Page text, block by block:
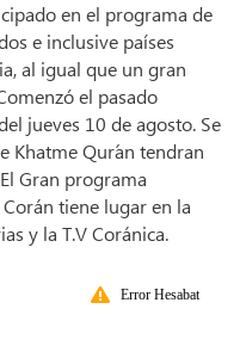
en el programa de
e inclusive países
al igual que un gran
el pasado
jueves 10 de agosto. Se
Khatme Qur´an tendran
Gran programa
tiene lugar en la
y la T.V Coránica.
Error Hesabat